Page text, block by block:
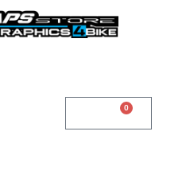
0
Cart